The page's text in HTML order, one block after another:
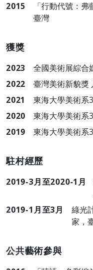
2015
「行動代號：
臺灣
獲獎
2023
全國美術展綜合
2022
臺灣美術新貌獎
2021
東海大學美術系
2020
東海大學美術系
2019
東海大學美術系
駐村經歷
2019-3月至2020-1月
2019-1月至3月
綠光
家，
公共藝術參與